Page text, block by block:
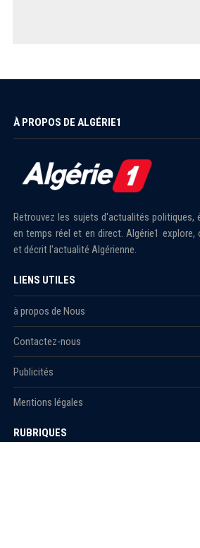
À PROPOS DE ALGÉRIE1
Retrouvez les sujets d'actualités politiques,
en temps réel et en direct. Algérie1 explore,
et décrit l'actualité Algérienne.
LIENS UTILES
à propos de Nous
Contactez-nous
Publicités
Mentions légales
RUBRIQUES